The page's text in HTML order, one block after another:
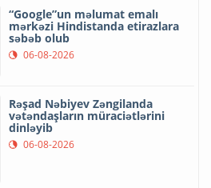
“Google”un məlumat emalı
mərkəzi Hindistanda etirazlara
səbəb olub
06-08-2026
Rəşad Nəbiyev Zəngilanda
vətəndaşların müraciətlərini
dinləyib
06-08-2026